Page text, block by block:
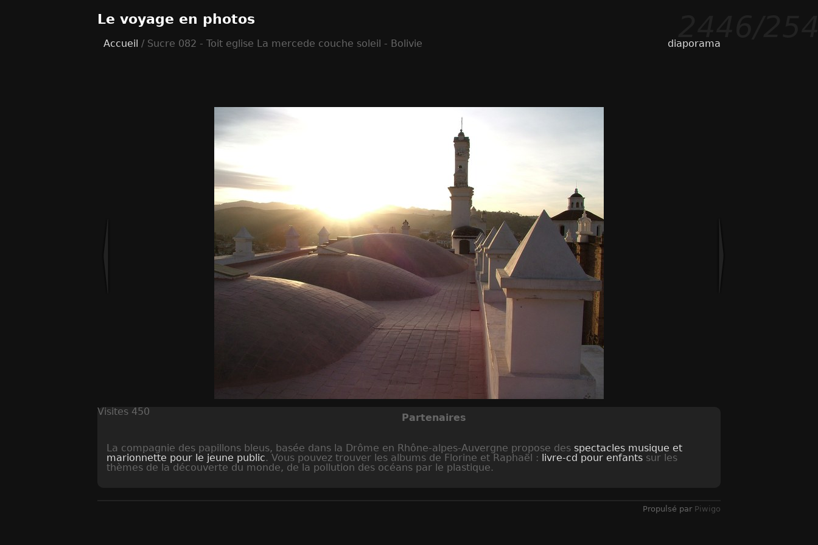
Le voyage en photos
Accueil / Sucre 082 - Toit eglise La mercede couche soleil - Bolivie diaporama
Visites 450
Partenaires
La compagnie des papillons bleus, basée dans la Drôme en Rhône-alpes-Auvergne propose des spectacles musique et
marionnette pour le jeune public. Vous pouvez trouver les albums de Florine et Raphaël : livre-cd pour enfants sur les
thèmes de la découverte du monde, de la pollution des océans par le plastique.
Propulsé par Piwigo